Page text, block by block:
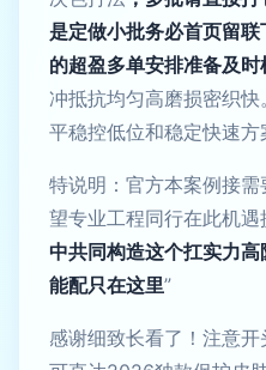
是定做小批务必首页留
的超盈多单安排准备及
冲抵抗均匀高磨损密织
平稳控低位和稳定快速方
特说明：官方本案例接
望专业工程同行在此机
中共同构造这个扛实力
能配只在这里”
感谢细致长看了！注意